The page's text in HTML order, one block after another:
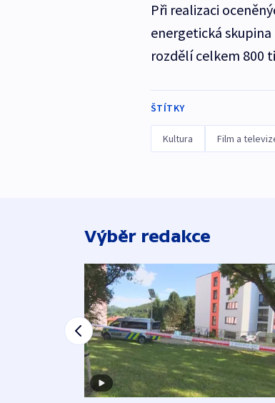
Při realizaci
energetická
rozdělí celkem 800
ŠTÍTKY
Kultura Film a
Výběr redakce